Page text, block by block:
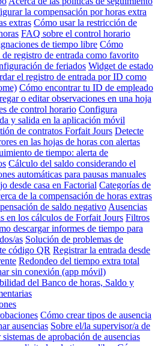
la compensación por horas extra
extras Cómo usar la restricción de
FAQ sobre el control horario
de tiempo libre Cómo
registro de entrada como favorito
de feriados Widget de estado
el registro de entrada por ID como
Cómo encontrar tu ID de empleado
o editar observaciones en una hoja
de control horario Configura
y salida en la aplicación móvil
de contratos Forfait Jours Detecte
en las hojas de horas con alertas
de tiempo: alerta de
Cálculo del saldo considerando el
automáticas para pausas manuales
desde casa en Factorial Categorías de
de la compensación de horas extras
de saldo negativo Ausencias
en los cálculos de Forfait Jours Filtros
descargar informes de tiempo para
as Solución de problemas de
código QR Registrar la entrada desde
Redondeo del tiempo extra total
sin conexión (app móvil)
del Banco de horas, Saldo y
Cómo crear tipos de ausencia
ausencias Sobre el/la supervisor/a de
de aprobación de ausencias